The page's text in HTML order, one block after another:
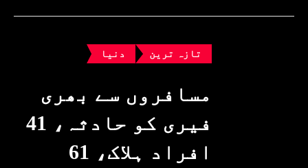
تازہ ترین دنیا
مسافروں سے بھری
فیری کو حادثہ، 41
افراد ہلاک، 61